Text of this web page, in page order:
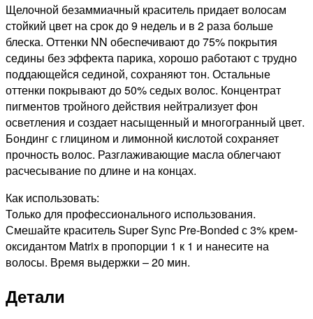
КРАСКА
ДЛЯ
ВОЛОС
БЕЗ
АММИАКА
БЛОНДИН
НАТУРАЛЬНЫЙ,
90мл
Щелочной безаммиачный краситель придает волосам
стойкий цвет на срок до 9 недель и в 2 раза больше
блеска. Оттенки NN обеспечивают до 75% покрытия
седины без эффекта парика, хорошо работают с трудно
поддающейся сединой, сохраняют тон. Остальные
оттенки покрывают до 50% седых волос. Концентрат
пигментов тройного действия нейтрализует фон
осветления и создает насыщенный и многогранный цвет.
Бондинг с глицином и лимонной кислотой сохраняет
прочность волос. Разглаживающие масла облегчают
расчесывание по длине и на концах.
Как использовать:
Только для профессионального использования.
Смешайте краситель Super Sync Pre-Bonded с 3% крем-
оксидантом Matrix в пропорции 1 к 1 и нанесите на
волосы. Время выдержки – 20 мин.
Детали